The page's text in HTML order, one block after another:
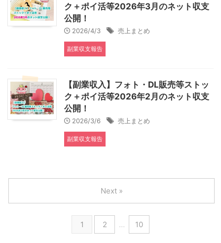
ク＋ポイ活等2026年3月のネット収支
公開！
2026/4/3 売上まとめ
副業収支報告
【副業収入】フォト・DL販売等ストッ
ク＋ポイ活等2026年2月のネット収支
公開！
2026/3/6 売上まとめ
副業収支報告
1 2 … 10
Next »